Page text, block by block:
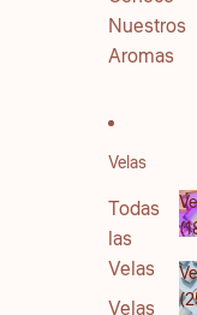
Nuestros
Aromas
Velas
Todas
las
Velas
Velas